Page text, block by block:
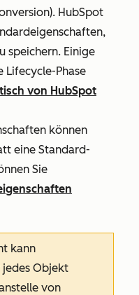
HubSpot
speichern. Einige
Lifecycle-Phase
von HubSpot
können
eine Standard-
Sie
kann
Objekt
von